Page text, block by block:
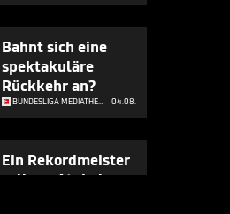
Bahnt sich eine
spektakuläre
Rückkehr an?
BUNDESLIGA MEDIATHEK HIGHLIGHTS 04.08.
Ein Rekordmeister
soll um Atubolu